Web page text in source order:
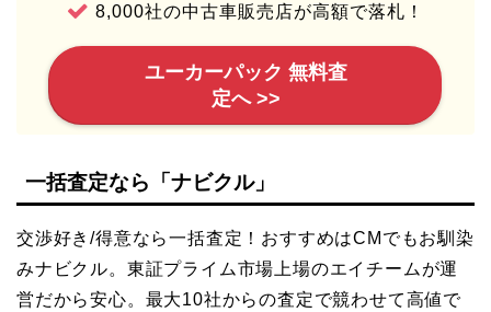
8,000社の中古車販売店が高額で落札！
ユーカーパック 無料査
定へ >>
一括査定なら「ナビクル」
交渉好き/得意なら一括査定！おすすめはCMでもお馴染
みナビクル。東証プライム市場上場のエイチームが運
営だから安心。最大10社からの査定で競わせて高値で